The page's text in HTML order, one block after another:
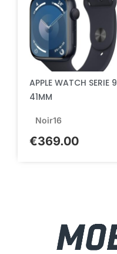
APPLE WATCH SERIE 9
41MM
Noir16
€369.00